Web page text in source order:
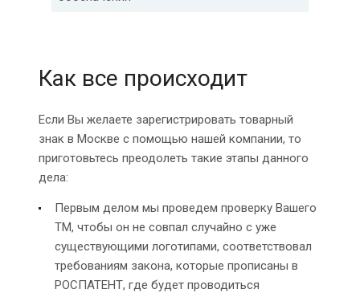
Как все происходит
Если Вы желаете зарегистрировать товарный
знак в Москве с помощью нашей компании, то
приготовьтесь преодолеть такие этапы данного
дела:
Первым делом мы проведем проверку Вашего
ТМ, чтобы он не совпал случайно с уже
существующими логотипами, соответствовал
требованиям закона, которые прописаны в
РОСПАТЕНТ, где будет проводиться